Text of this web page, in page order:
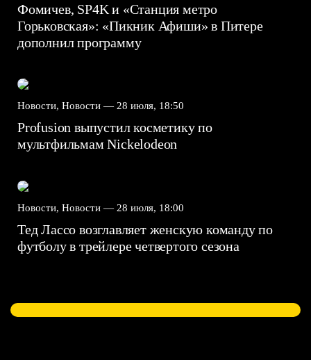
Фомичев, SP4K и «Станция метро
Горьковская»: «Пикник Афиши» в Питере
дополнил программу
Новости, Новости — 28 июля, 18:50
Profusion выпустил косметику по
мультфильмам Nickelodeon
Новости, Новости — 28 июля, 18:00
Тед Лассо возглавляет женскую команду по
футболу в трейлере четвертого сезона